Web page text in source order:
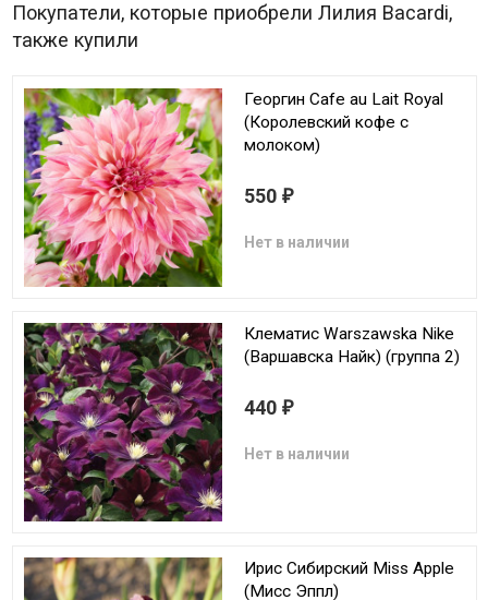
Покупатели, которые приобрели Лилия Bacardi,
также купили
Георгин Cafe au Lait Royal
(Королевский кофе с
молоком)
550 ₽
Нет в наличии
Клематис Warszawska Nike
(Варшавска Найк) (группа 2)
440 ₽
Нет в наличии
Ирис Сибирский Miss Apple
(Мисс Эппл)